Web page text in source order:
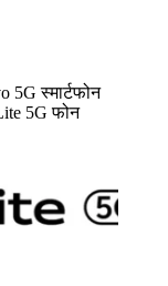
5G स्मार्टफोन
5G फोन